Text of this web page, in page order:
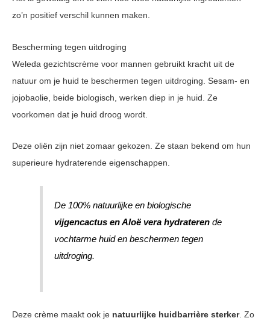
zo’n positief verschil kunnen maken.
Bescherming tegen uitdroging
Weleda gezichtscrème voor mannen gebruikt kracht uit de
natuur om je huid te beschermen tegen uitdroging. Sesam- en
jojobaolie, beide biologisch, werken diep in je huid. Ze
voorkomen dat je huid droog wordt.
Deze oliën zijn niet zomaar gekozen. Ze staan bekend om hun
superieure hydraterende eigenschappen.
De 100% natuurlijke en biologische
vijgencactus en Aloë vera hydraterende
vochtarme huid en beschermen tegen
uitdroging.
Deze crème maakt ook je natuurlijke huidbarrière sterker. Zo